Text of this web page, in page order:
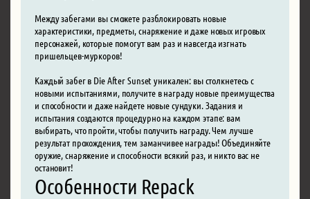
Между забегами вы сможете разблокировать новые
характеристики, предметы, снаряжение и даже новых игровых
персонажей, которые помогут вам раз и навсегда изгнать
пришельцев-муркоров!
Каждый забег в Die After Sunset уникален: вы столкнетесь с
новыми испытаниями, получите в награду новые преимущества
и способности и даже найдете новые сундуки. Задания и
испытания создаются процедурно на каждом этапе: вам
выбирать, что пройти, чтобы получить награду. Чем лучше
результат прохождения, тем заманчивее награды! Объединяйте
оружие, снаряжение и способности всякий раз, и никто вас не
остановит!
Особенности Repack